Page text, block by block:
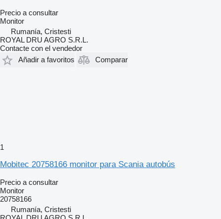
Precio a consultar
Monitor
Rumanía, Cristesti
ROYAL DRU AGRO S.R.L.
Contacte con el vendedor
Añadir a favoritos
Comparar
1
Mobitec 20758166 monitor para Scania autobús
Precio a consultar
Monitor
20758166
Rumanía, Cristesti